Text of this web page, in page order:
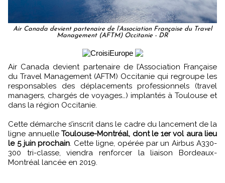
Air Canada devient partenaire de l’Association Française du Travel
Management (AFTM) Occitanie - DR
Air Canada devient partenaire de l’Association Française
du Travel Management (AFTM) Occitanie qui regroupe les
responsables des déplacements professionnels (travel
managers, chargés de voyages…) implantés à Toulouse et
dans la région Occitanie.
Cette démarche s’inscrit dans le cadre du lancement de la
ligne annuelle Toulouse-Montréal, dont le 1er vol aura lieu
le 5 juin prochain. Cette ligne, opérée par un Airbus A330-
300 tri-classe, viendra renforcer la liaison Bordeaux-
Montréal lancée en 2019.